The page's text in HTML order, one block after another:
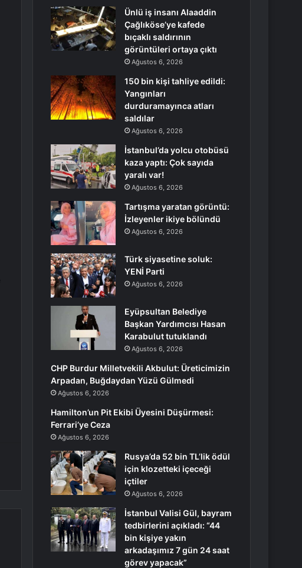
Ünlü iş insanı Alaaddin
Çağlıköse’ye kafede
bıçaklı saldırının
görüntüleri ortaya çıktı
Ağustos 6, 2026
150 bin kişi tahliye edildi:
Yangınları
durduramayınca atları
saldılar
Ağustos 6, 2026
İstanbul’da yolcu otobüsü
kaza yaptı: Çok sayıda
yaralı var!
Ağustos 6, 2026
Tartışma yaratan görüntü:
İzleyenler ikiye bölündü
Ağustos 6, 2026
Türk siyasetine soluk:
YENİ Parti
Ağustos 6, 2026
Eyüpsultan Belediye
Başkan Yardımcısı Hasan
Karabulut tutuklandı
Ağustos 6, 2026
CHP Burdur Milletvekili Akbulut: Üreticimizin
Arpadan, Buğdaydan Yüzü Gülmedi
Ağustos 6, 2026
Hamilton’un Pit Ekibi Üyesini Düşürmesi:
Ferrari’ye Ceza
Ağustos 6, 2026
Rusya’da 52 bin TL’lik ödül
için klozetteki içeceği
içtiler
Ağustos 6, 2026
İstanbul Valisi Gül, bayram
tedbirlerini açıkladı: “44
bin kişiye yakın
arkadaşımız 7 gün 24 saat
görev yapacak”